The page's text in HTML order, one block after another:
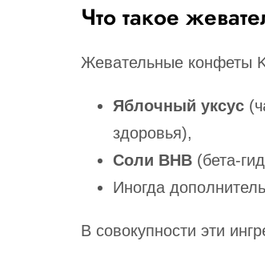
Что такое
Жевательные конфеты
Яблочный уксус
здоровья),
Соли BHB(бета-
Иногда
В совокупности эти